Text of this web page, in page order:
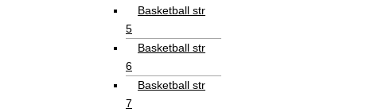
Basketball str
5
Basketball str
6
Basketball str
7